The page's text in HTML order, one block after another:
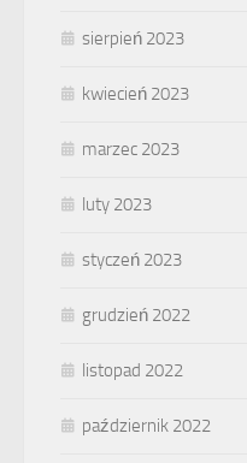
sierpień 2023
kwiecień 2023
marzec 2023
luty 2023
styczeń 2023
grudzień 2022
listopad 2022
październik 2022